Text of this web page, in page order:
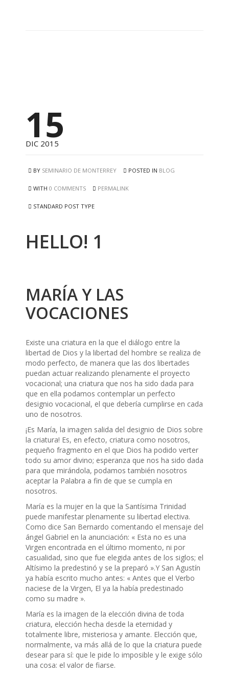
15
DIC 2015
BY SEMINARIO DE MONTERREY POSTED IN BLOG
WITH 0 COMMENTS PERMALINK
STANDARD POST TYPE
HELLO! 1
MARÍA Y LAS
VOCACIONES
Existe una criatura en la que el diálogo entre la
libertad de Dios y la libertad del hombre se realiza de
modo perfecto, de manera que las dos libertades
puedan actuar realizando plenamente el proyecto
vocacional; una criatura que nos ha sido dada para
que en ella podamos contemplar un perfecto
designio vocacional, el que debería cumplirse en cada
uno de nosotros.
¡Es María, la imagen salida del designio de Dios sobre
la criatura! Es, en efecto, criatura como nosotros,
pequeño fragmento en el que Dios ha podido verter
todo su amor divino; esperanza que nos ha sido dada
para que mirándola, podamos también nosotros
aceptar la Palabra a fin de que se cumpla en
nosotros.
María es la mujer en la que la Santísima Trinidad
puede manifestar plenamente su libertad electiva.
Como dice San Bernardo comentando el mensaje del
ángel Gabriel en la anunciación: « Esta no es una
Virgen encontrada en el último momento, ni por
casualidad, sino que fue elegida antes de los siglos; el
Altísimo la predestinó y se la preparó ».Y San Agustín
ya había escrito mucho antes: « Antes que el Verbo
naciese de la Virgen, El ya la había predestinado
como su madre ».
María es la imagen de la elección divina de toda
criatura, elección hecha desde la eternidad y
totalmente libre, misteriosa y amante. Elección que,
normalmente, va más allá de lo que la criatura puede
desear para sí: que le pide lo imposible y le exige sólo
una cosa: el valor de fiarse.